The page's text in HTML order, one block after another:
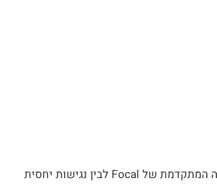
אם אתם מחפשים רמקולים שיתנו לכם שנים של הנאה מוזיקלית, ה-Profile 918 הוא בחירה מעולה. הוא משלב בין הטכנולוגיה המתקדמת של Focal לבין נגישות יחסית